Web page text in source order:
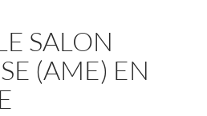
SALON
(AME) EN